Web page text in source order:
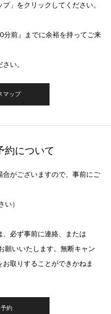
」をクリックしてください。
分前』までに余裕を持ってご来
い。
マップ
約について
がございますので、事前にご
い）
必ず事前に連絡、または
願いいたします。無断キャン
取りすることができかねま
約